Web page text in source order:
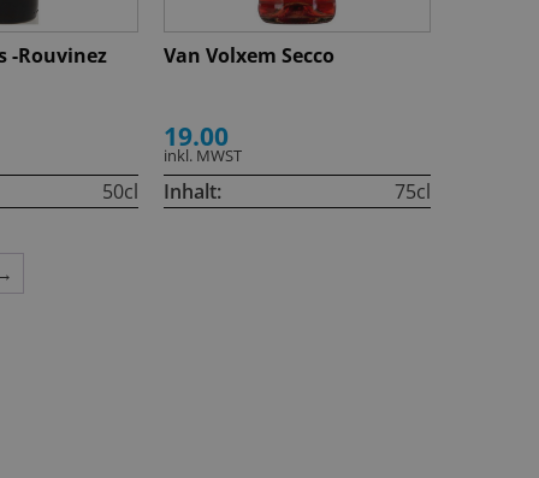
-Rouvinez
50cl
Van Volxem Secco
19.00
inkl. MWST
Inhalt: 75cl